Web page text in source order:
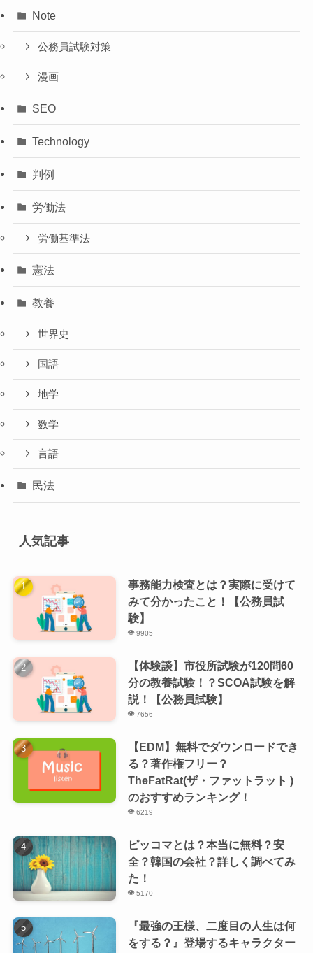
Note
公務員試験対策
漫画
SEO
Technology
判例
労働法
労働基準法
憲法
教養
世界史
国語
地学
数学
言語
民法
人気記事
事務能力検査とは？実際に受けて
みて分かったこと！【公務員試
験】
9905
【体験談】市役所試験が120問60
分の教養試験！？SCOA試験を解
説！【公務員試験】
7656
【EDM】無料でダウンロードでき
る？著作権フリー？
TheFatRat(ザ・ファットラット )
のおすすめランキング！
6219
ピッコマとは？本当に無料？安
全？韓国の会社？詳しく調べてみ
た！
5170
『最強の王様、二度目の人生は何
をする？』登場するキャラクター